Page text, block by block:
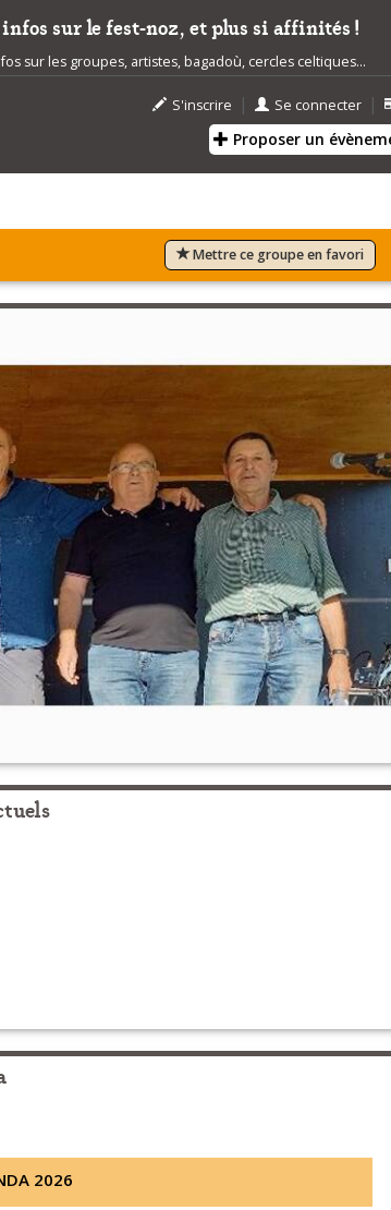
sur le fest-noz, et plus si affinités !
sur les groupes, artistes, bagadoù, cercles celtiques...
S'inscrire | Se connecter |
Proposer un
Mettre ce groupe en favori
2026